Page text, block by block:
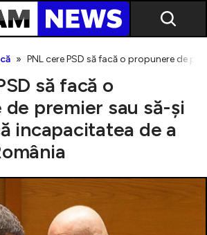
PNL cere PSD să facă o propunere de
să facă o
premier sau să-și
incapacitatea de a